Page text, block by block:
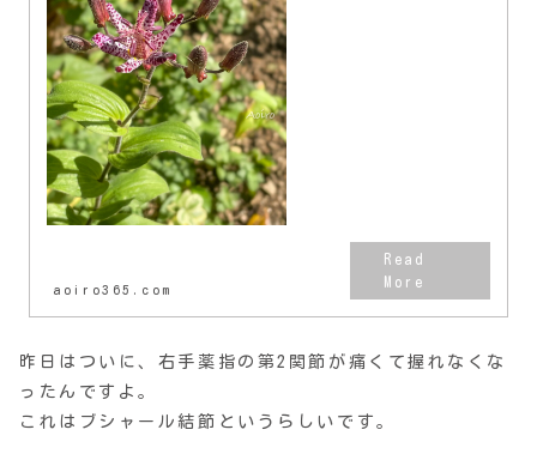
aoiro365.com
昨日はついに、右手薬指の第2関節が痛くて握れなくな
ったんですよ。
これはブシャール結節というらしいです。